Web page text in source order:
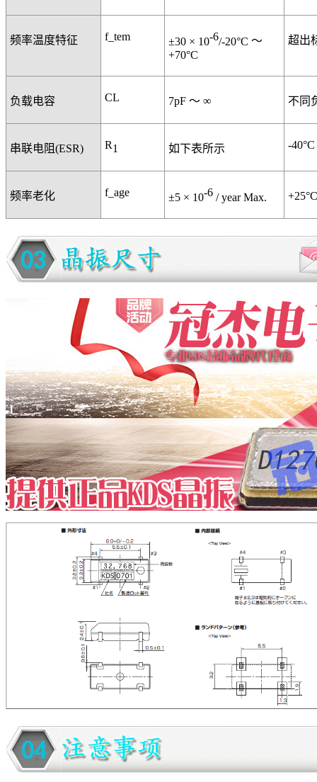
频率温度特征 f_tem ±30 × 10-6/-20°C ～
+70°C
超出
负载电容 CL 7pF ～ ∞ 不同
串联电阻(ESR) R1 如下表所示 -
频率老化 f_age ±5 × 10-6 / year Max.